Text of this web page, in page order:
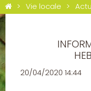
Vie locale
20/04/2020 14:44